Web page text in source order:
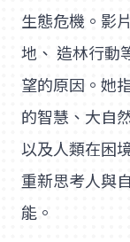
生態危機。影
地、 造林行動
望的原因。她
的智慧、大自
以及人類在困
重新思考人與
能。